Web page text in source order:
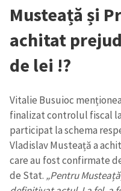
Musteață și
achitat
de lei !?
Vitalie Busuioc
finalizat controlul fiscal
participat la schema
Vladislav Musteață a
care au fost confirmate
de Stat. „Pentru